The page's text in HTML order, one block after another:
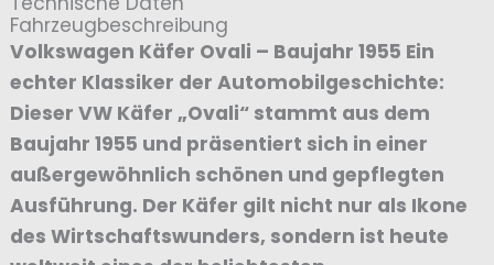
Fahrzeugbeschreibung
Volkswagen Käfer Ovali – Baujahr 1955 Ein
echter Klassiker der Automobilgeschichte:
Dieser VW Käfer „Ovali“ stammt aus dem
Baujahr 1955 und präsentiert sich in einer
außergewöhnlich schönen und gepflegten
Ausführung. Der Käfer gilt nicht nur als Ikone
des Wirtschaftswunders, sondern ist heute